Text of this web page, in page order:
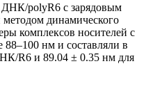
polyR6 с зарядовым
динамического
комплексов носителей с
нм и составляли в
R6 и 89.04 ± 0.35 нм для